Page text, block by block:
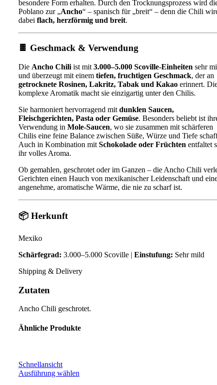
besondere Form erhalten. Durch den Trocknungsprozess wird
Poblano zur „Ancho“ – spanisch für „breit“ – denn die Chili
dabei flach, herzförmig und breit.
🍫 Geschmack & Verwendung
Die Ancho Chili ist mit 3.000–5.000 Scoville-Einheiten sehr
und überzeugt mit einem tiefen, fruchtigen Geschmack, der an
getrocknete Rosinen, Lakritz, Tabak und Kakao erinnert.
komplexe Aromatik macht sie einzigartig unter den Chilis.
Sie harmoniert hervorragend mit dunklen Saucen,
Fleischgerichten, Pasta oder Gemüse. Besonders beliebt ist
Verwendung in Mole-Saucen, wo sie zusammen mit schärferen
Chilis eine feine Balance zwischen Süße, Würze und Tiefe
Auch in Kombination mit Schokolade oder Früchten entfaltet
ihr volles Aroma.
Ob gemahlen, geschrotet oder im Ganzen – die Ancho Chili
Gerichten einen Hauch von mexikanischer Leidenschaft und
angenehme, aromatische Wärme, die nie zu scharf ist.
📦 Herkunft
Mexiko
Schärfegrad: 3.000–5.000 Scoville | Einstufung: Sehr mild
Shipping & Delivery
Zutaten
Ancho Chili geschrotet.
Ähnliche Produkte
Schnellansicht
Ausführung wählen